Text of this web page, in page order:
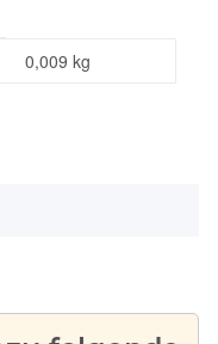
0,009 kg